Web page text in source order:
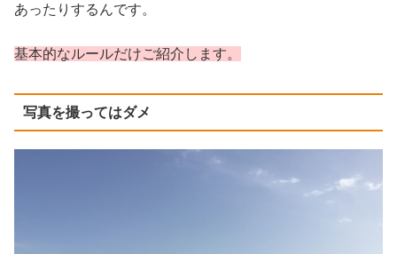
あったりするんです。
基本的なルールだけご紹介します。
写真を撮ってはダメ